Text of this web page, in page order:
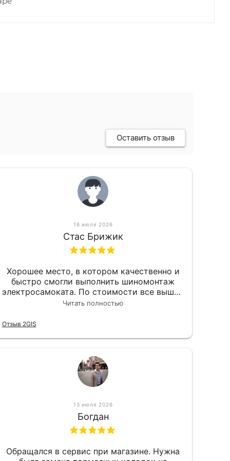
Оставить отзыв
16 июля 2026
Стас Брижик
Хорошее место, в котором качественно и
быстро смогли выполнить шиномонтаж
электросамоката. По стоимости все вышло
вообще приемлемо хочу сказать. Так что
Читать полностью
Отзыв 2GIS
13 июля 2026
Богдан
Обращался в сервис при магазине. Нужна